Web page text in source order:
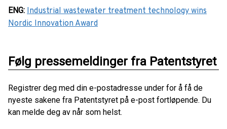
ENG: Industrial wastewater treatment technology wins
Nordic Innovation Award
Følg pressemeldinger fra Patentstyret
Registrer deg med din e-postadresse under for å få de
nyeste sakene fra Patentstyret på e-post fortløpende. Du
kan melde deg av når som helst.